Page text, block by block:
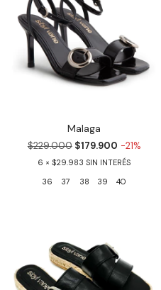
Malaga
$229.000 $179.900 -21%
6
$29.983
36
37 38 39 40